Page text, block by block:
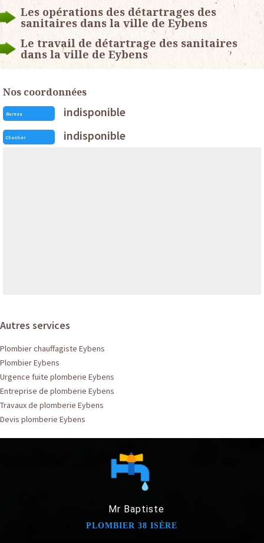
Les opérations des détartrages des
sanitaires dans la ville de Eybens
Le travail de détartrage des sanitaires
dans la ville de Eybens
Nos coordonnées
Bureau indisponible
Chantier indisponible
Autres services
Plombier chauffagiste Eybens
Plombier Eybens
Urgence fuite plomberie Eybens
Entreprise de plomberie Eybens
Travaux de plomberie Eybens
Devis plomberie Eybens
Mr Baptiste
PLOMBIER 38 ISÈRE